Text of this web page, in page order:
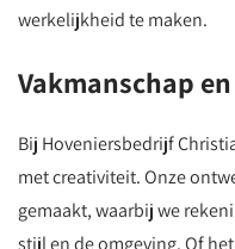
werkelijkheid te maken.
Vakmanschap
Bij Hoveniersbedrijf
met creativiteit. Onze
gemaakt, waarbij we
stijl en de omgeving. Of